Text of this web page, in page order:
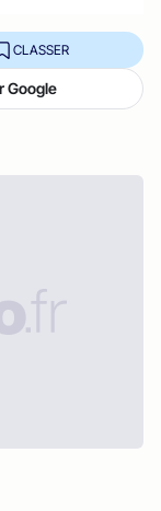
CLASSER
Google